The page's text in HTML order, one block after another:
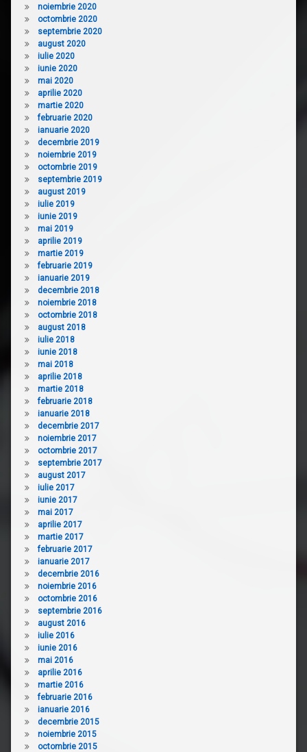
noiembrie 2020
octombrie 2020
septembrie 2020
august 2020
iulie 2020
iunie 2020
mai 2020
aprilie 2020
martie 2020
februarie 2020
ianuarie 2020
decembrie 2019
noiembrie 2019
octombrie 2019
septembrie 2019
august 2019
iulie 2019
iunie 2019
mai 2019
aprilie 2019
martie 2019
februarie 2019
ianuarie 2019
decembrie 2018
noiembrie 2018
octombrie 2018
august 2018
iulie 2018
iunie 2018
mai 2018
aprilie 2018
martie 2018
februarie 2018
ianuarie 2018
decembrie 2017
noiembrie 2017
octombrie 2017
septembrie 2017
august 2017
iulie 2017
iunie 2017
mai 2017
aprilie 2017
martie 2017
februarie 2017
ianuarie 2017
decembrie 2016
noiembrie 2016
octombrie 2016
septembrie 2016
august 2016
iulie 2016
iunie 2016
mai 2016
aprilie 2016
martie 2016
februarie 2016
ianuarie 2016
decembrie 2015
noiembrie 2015
octombrie 2015